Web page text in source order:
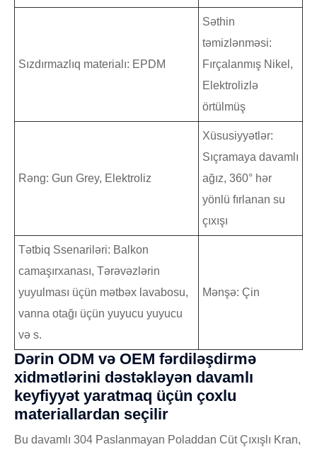
Sızdırmazlıq materialı: EPDM
Səthin
təmizlənməsi:
Fırçalanmış Nikel,
Elektrolizlə
örtülmüş
Rəng: Gun Grey, Elektroliz
Xüsusiyyətlər:
Sıçramaya davamlı
ağız, 360° hər
yönlü fırlanan su
çıxışı
Tətbiq Ssenariləri: Balkon
camaşırxanası, Tərəvəzlərin
yuyulması üçün mətbəx lavabosu,
vanna otağı üçün yuyucu yuyucu
və s.
Mənşə: Çin
Dərin ODM və OEM fərdiləşdirmə
xidmətlərini dəstəkləyən davamlı
keyfiyyət yaratmaq üçün çoxlu
materiallardan seçilir
Bu davamlı 304 Paslanmayan Poladdan Cüt Çıxışlı Kran,